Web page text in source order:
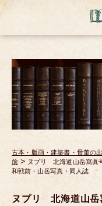
古本・版画・建築書・骨董の
前 > ヌプリ 北海道山岳寫眞
和戦前・山岳写真・同人誌
ヌプリ 北海道山岳